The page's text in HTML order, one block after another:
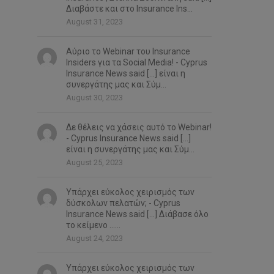
Διαβάστε και στο Insurance Ins...
August 31, 2023
Αύριο το Webinar του Insurance
Insiders για τα Social Media! - Cyprus
Insurance News said […] είναι η
συνεργάτης μας και Σύμ...
August 30, 2023
Δε θέλεις να χάσεις αυτό το Webinar!
- Cyprus Insurance News said […]
είναι η συνεργάτης μας και Σύμ...
August 25, 2023
Υπάρχει εύκολος χειρισμός των
δύσκολων πελατών; - Cyprus
Insurance News said […] Διάβασε όλο
το κείμενο …...
August 24, 2023
Υπάρχει εύκολος χειρισμός των